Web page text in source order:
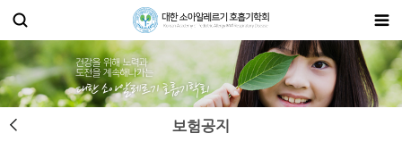
보험공지